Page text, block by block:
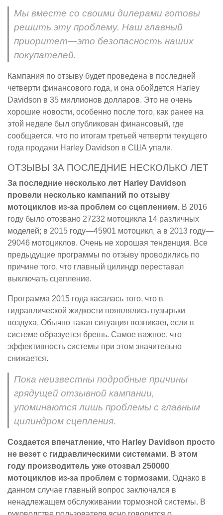
Мы вместе со своими дилерами готовы
решить эту проблему. Наш главный
приоритет—это безопасность наших
покупателей.
Кампания по отзыву будет проведена в последней
четверти финансового года, и она обойдется Harley
Davidson в 35 миллионов долларов. Это не очень
хорошие новости, особенно после того, как ранее на
этой неделе был опубликован финансовый, где
сообщается, что по итогам третьей четверти текущего
года продажи Harley Davidson в США упали.
ОТЗЫВЫ ЗА ПОСЛЕДНИЕ НЕСКОЛЬКО ЛЕТ
За последние несколько лет Harley Davidson
провели несколько кампаний по отзыву
мотоциклов из-за проблем со сцеплением. В 2016
году было отозвано 27232 мотоцикла 14 различных
моделей; в 2015 году—45901 мотоцикл, а в 2013 году—
29046 мотоциклов. Очень не хорошая тенденция. Все
предыдущие программы по отзыву проводились по
причине того, что главный цилиндр переставал
выключать сцепление.
Программа 2015 года касалась того, что в
гидравлической жидкости появлялись пузырьки
воздуха. Обычно такая ситуация возникает, если в
системе образуется брешь. Самое важное, что
эффективность системы при этом значительно
снижается.
Пока неизвестны подробные причины
грядущей отзывной кампании,
упоминаются лишь проблемы с главным
цилиндром сцепления.
Создается впечатление, что Harley Davidson просто
не везет с гидравлическими системами. В этом
году производитель уже отозвал 250000
мотоциклов из-за проблем с тормозами. Однако в
данном случае главный вопрос заключался в
ненадлежащем обслуживании тормозной системы. В